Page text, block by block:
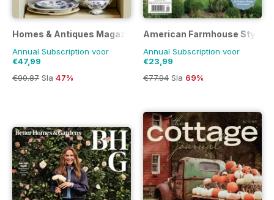
Homes & Antiques Magazine
Annual Subscription voor
€47,99
€90.87 Sla 47%
American Farmhouse Style
Annual Subscription voor
€23,99
€77.94 Sla 69%